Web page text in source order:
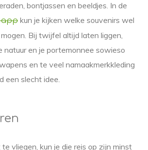
bontjassen en beeldjes. In de
app kun je kijken welke souvenirs wel
Bij twijfel altijd laten liggen,
natuur en je portemonnee sowieso
en te veel namaakmerkkleding
een slecht idee.
vliegen, kun je die reis op zijn minst